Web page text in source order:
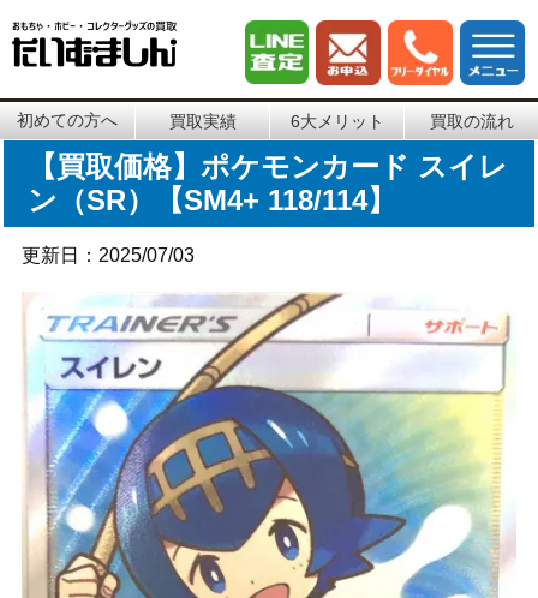
初めての方へ 買取実績 6大メリット 買取の流れ
【買取価格】ポケモンカード スイレ
ン（SR）【SM4+ 118/114】
更新日：2025/07/03